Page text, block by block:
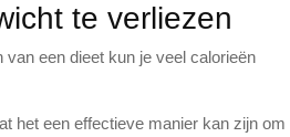
te verliezen
een dieet kun je veel calorieën
het een effectieve manier kan zijn om